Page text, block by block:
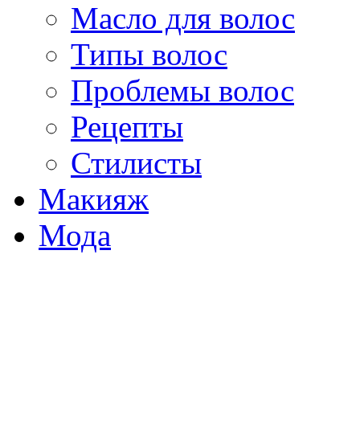
Масло для волос
Типы волос
Проблемы волос
Рецепты
Стилисты
Макияж
Мода